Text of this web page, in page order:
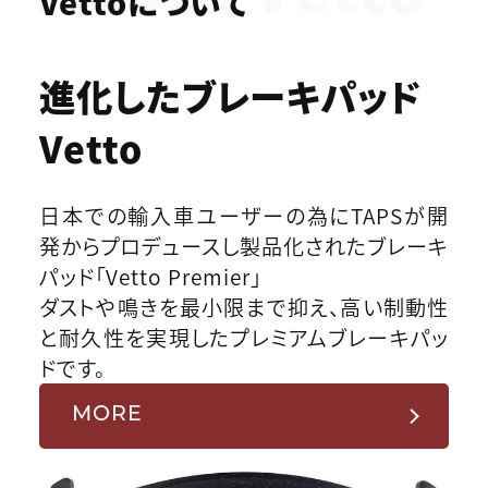
進化したブレーキパッド
Vetto
日本での輸入車ユーザーの為にTAPSが開
発からプロデュースし製品化されたブレーキ
パッド「Vetto Premier」
ダストや鳴きを最小限まで抑え、高い制動性
と耐久性を実現したプレミアムブレーキパッ
ドです。
MORE